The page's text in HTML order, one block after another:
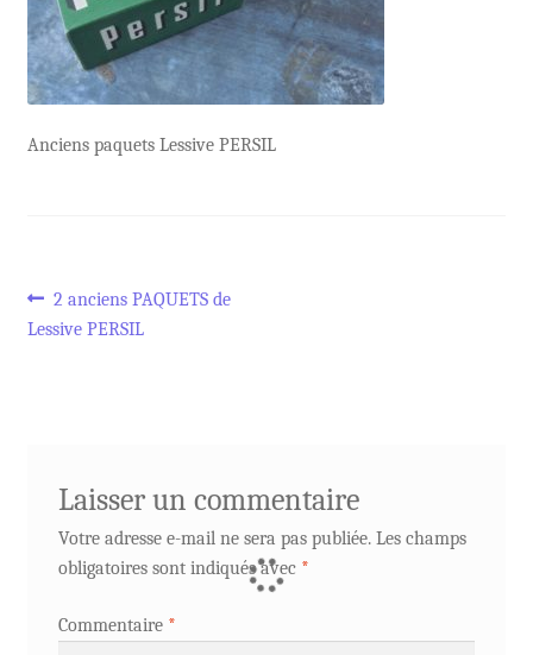
Anciens paquets Lessive PERSIL
Navigation
Article
précédent :
2 anciens PAQUETS de
Lessive PERSIL
Laisser un commentaire
Votre adresse e-mail ne sera pas publiée. Les champs
obligatoires sont indiqués avec *
Commentaire *